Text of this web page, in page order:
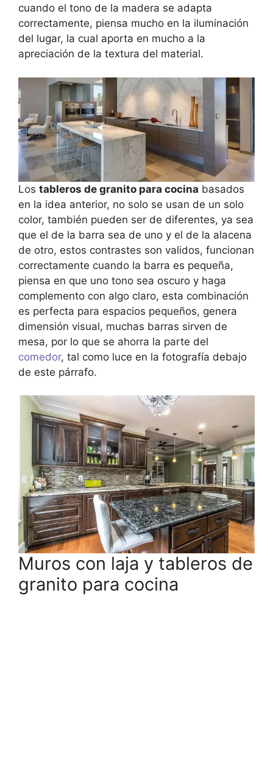
cuando el tono de la madera se adapta
correctamente, piensa mucho en la iluminación
del lugar, la cual aporta en mucho a la
apreciación de la textura del material.
Los tableros de granito para cocina basados
en la idea anterior, no solo se usan de un solo
color, también pueden ser de diferentes, ya sea
que el de la barra sea de uno y el de la alacena
de otro, estos contrastes son validos, funcionan
correctamente cuando la barra es pequeña,
piensa en que uno tono sea oscuro y haga
complemento con algo claro, esta combinación
es perfecta para espacios pequeños, genera
dimensión visual, muchas barras sirven de
mesa, por lo que se ahorra la parte del
comedor, tal como luce en la fotografía debajo
de este párrafo.
Muros con laja y tableros de
granito para cocina